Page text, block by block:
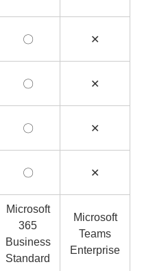
〇 ✕
〇 ✕
〇 ✕
〇 ✕
Microsoft
365
Business
Standard
Microsoft
Teams
Enterprise